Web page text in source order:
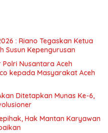
: Riano Tegaskan Ketua
Susun Kepengurusan
Polri Nusantara Aceh
kepada Masyarakat Aceh
Ditetapkan Munas Ke-6,
Hak Mantan Karyawan